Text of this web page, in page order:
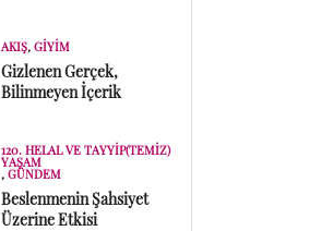
AKIŞ, GIYIM
Gizlenen Gerçek,
Bilinmeyen İçerik
120. HELAL VE TAYYIP(TEMIZ)
YAŞAM
, GÜNDEM
Beslenmenin Şahsiyet
Üzerine Etkisi